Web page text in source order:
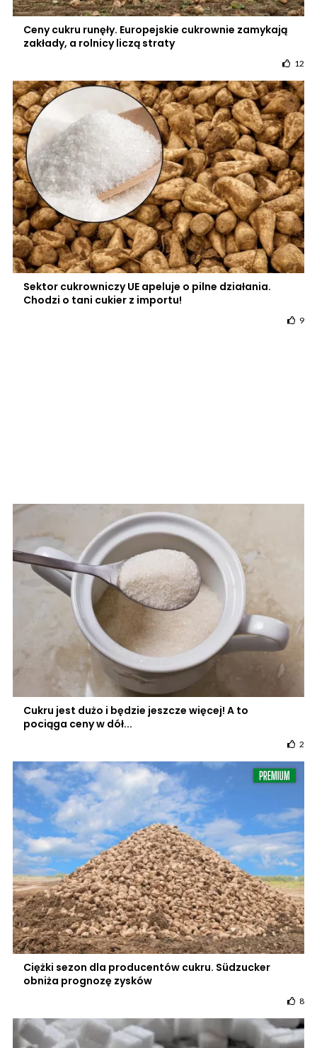
Ceny cukru runęły. Europejskie cukrownie zamykają
zakłady, a rolnicy liczą straty
12
Sektor cukrowniczy UE apeluje o pilne działania.
Chodzi o tani cukier z importu!
9
Cukru jest dużo i będzie jeszcze więcej! A to
pociąga ceny w dół...
2
Ciężki sezon dla producentów cukru. Südzucker
obniża prognozę zysków
8